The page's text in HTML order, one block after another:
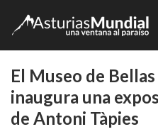
El Museo de
inaugura una
de Antoni Tàpies